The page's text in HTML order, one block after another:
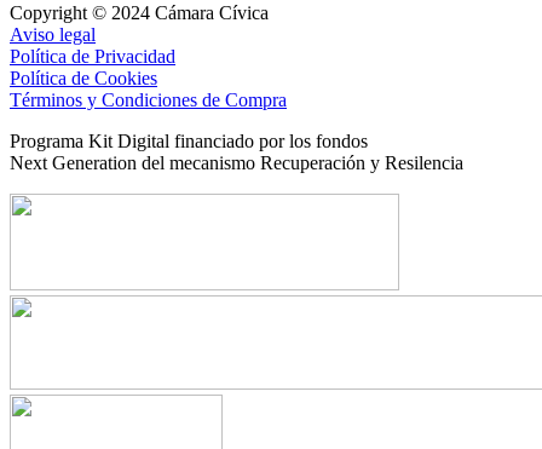
Copyright © 2024 Cámara Cívica
Aviso legal
Política de Privacidad
Política de Cookies
Términos y Condiciones de Compra
Programa Kit Digital financiado por los fondos
Next Generation del mecanismo Recuperación y Resilencia